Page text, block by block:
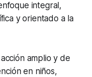
integral,
y orientado a la
amplio y de
en niños,